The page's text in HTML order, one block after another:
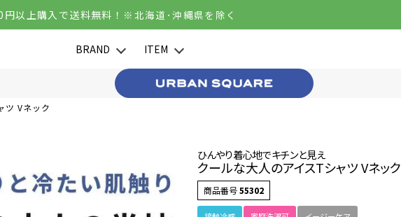
以上購入で送料無料！ ※北海道･沖縄県を除く
BRAND ITEM
ツ Vネック
ひんやり着心地でキチンと見え
クールな大人のアイスTシャツ Vネック
商品番号55302